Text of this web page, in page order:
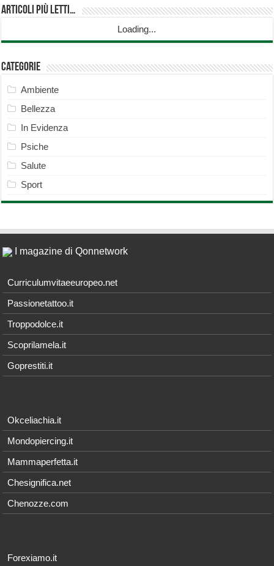
Articoli più Letti…
Loading...
Categorie
Ambiente
Bellezza
In Evidenza
Psiche
Salute
Sport
I magazine di Qonnetwork
Curriculumvitaeeuropeo.net
Passionetattoo.it
Troppodolce.it
Scoprilamela.it
Goprestiti.it
Okceliachia.it
Mondopiercing.it
Mammaperfetta.it
Chesignifica.net
Chenozze.com
Forexiamo.it